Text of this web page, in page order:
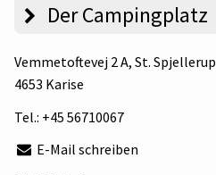
Der Campingplatz
Vemmetoftevej 2 A, St. Spjellerup
4653 Karise
Tel.: +45 56710067
E-Mail schreiben